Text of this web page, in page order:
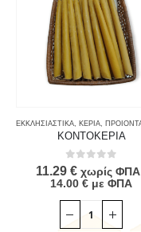
ΕΚΚΛΗΣΙΑΣΤΙΚΑ, ΚΕΡΙΑ, ΠΡΟΙΟΝΤΑ ΜΕΛΙΣΣΑΣ &
ΚΟΝΤΟΚΕΡΙΑ
0out of 5
11.29 € χωρίς ΦΠΑ
14.00 € με ΦΠΑ